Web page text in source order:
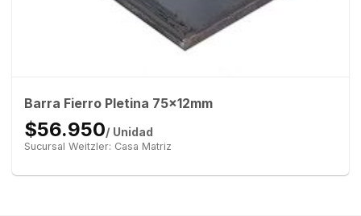
Barra Fierro Pletina 75x12mm
$56.950/ Unidad
Sucursal Weitzler: Casa Matriz